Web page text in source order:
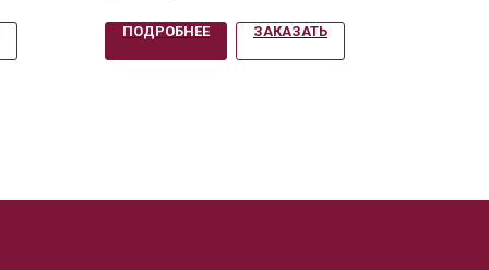
ПОДРОБНЕЕ ЗАКАЗАТЬ